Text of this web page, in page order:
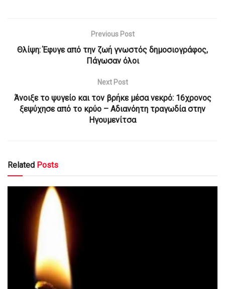
Previous Post
Θλίψη: Έφυγε από την ζωή γνωστός δημοσιογράφος,
Πάγωσαν όλοι
Next Post
Άνοιξε το ψυγείο και τον βρήκε μέσα νεκρό: 16χρονος
ξεψύχησε από το κρύο – Αδιανόητη τραγωδία στην
Ηγουμενίτσα
Related Posts